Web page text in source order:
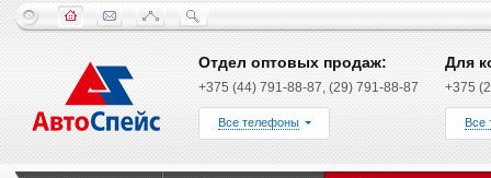
Отдел оптовых продаж:
+375 (44) 791-88-87, (29) 791-88-87
Все телефоны
Для
+375
Все